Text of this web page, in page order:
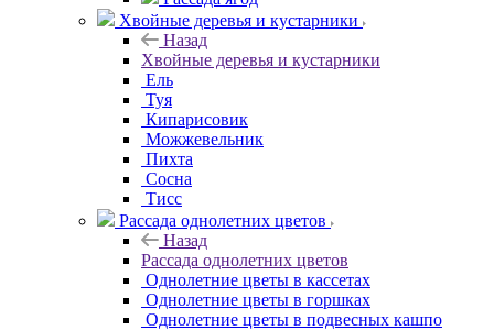
Хвойные деревья и кустарники
Назад
Хвойные деревья и кустарники
Ель
Туя
Кипарисовик
Можжевельник
Пихта
Сосна
Тисc
Рассада однолетних цветов
Назад
Рассада однолетних цветов
Однолетние цветы в кассетах
Однолетние цветы в горшках
Однолетние цветы в подвесных кашпо